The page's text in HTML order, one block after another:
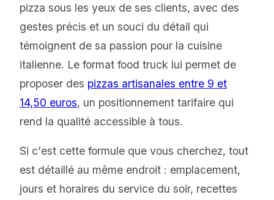
pizza sous les yeux de ses clients, avec des
gestes précis et un souci du détail qui
témoignent de sa passion pour la cuisine
italienne. Le format food truck lui permet de
proposer des pizzas artisanales entre 9 et
14,50 euros, un positionnement tarifaire qui
rend la qualité accessible à tous.
Si c'est cette formule que vous cherchez, tout
est détaillé au même endroit : emplacement,
jours et horaires du service du soir, recettes